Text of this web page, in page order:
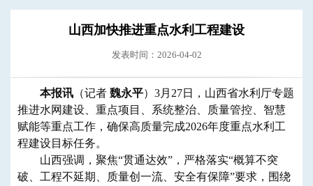
山西加快推进重点水利工程建设
发表时间：2026-04-02
本报讯 （记者 魏永平）3月27日，山西省水利厅专题
推进水网建设、重点项目、系统整治、质量管控、智慧
赋能等重点工作，确保高质量完成2026年度重点水利工
程建设目标任务。
山西强调，聚焦“贯通达效”，严格落实“概算不突
破、工程不延期、质量创一流、安全有保障”要求，围绕